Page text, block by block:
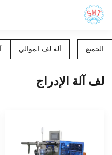
الجميع آلة لف الموالي
لف آلة الإدراج